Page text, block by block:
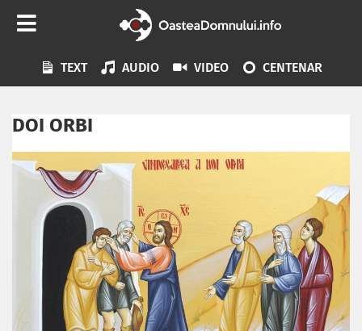
TEXT AUDIO VIDEO CENTENAR
DOI ORBI